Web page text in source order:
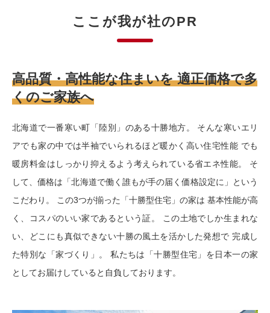
ここが我が社のPR
高品質・高性能な住まいを 適正価格で多
くのご家族へ
北海道で一番寒い町「陸別」のある十勝地方。 そんな寒いエリ
アでも家の中では半袖でいられるほど暖かく高い住宅性能 でも
暖房料金はしっかり抑えるよう考えられている省エネ性能。 そ
して、価格は「北海道で働く誰もが手の届く価格設定に」という
こだわり。 この3つが揃った「十勝型住宅」の家は 基本性能が高
く、コスパのいい家であるという証。 この土地でしか生まれな
い、どこにも真似できない十勝の風土を活かした発想で 完成し
た特別な「家づくり」。 私たちは「十勝型住宅」を日本一の家
としてお届けしていると自負しております。